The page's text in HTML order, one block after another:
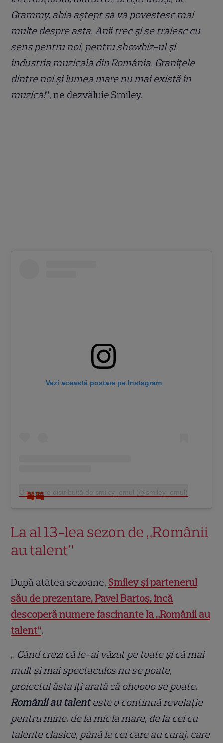
Grammy, abia aștept să vă povestesc mai
multe despre asta. Anii trec și se trăiesc cu
sens pentru noi, pentru showbiz-ul și
industria muzicală din România. Granițele
dintre noi și lumea mare nu mai există în
muzică!”, ne dezvăluie Smiley.
Vezi această postare pe Instagram
O postare distribuită de smiley_omul (@smiley_omul)
La al 13-lea sezon de „Românii
au talent”
După atâtea sezoane, Smiley și partenerul
său de prezentare, Pavel Bartoș, încă
descoperă numere fascinante la „Românii au
talent”.
„ Când crezi că le-ai văzut pe toate și că mai
mult și mai spectaculos nu se poate,
proiectul ăsta îți arată că ohoooo se poate.
Românii au talenteste o continuă revelație
pentru mine, de la mic la mare, de la cei cu
talente clasice, până la cei care au curaj, care